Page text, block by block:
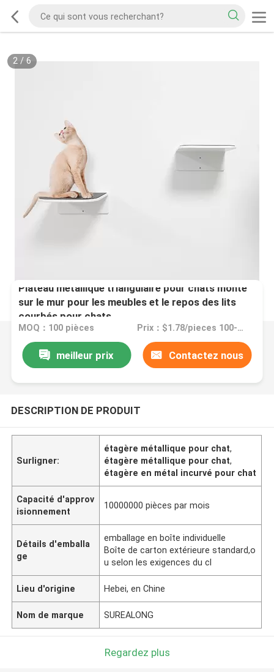
2/ 6
Plateau métallique triangulaire pour chats monté
sur le mur pour les meubles et le repos des lits
courbés pour chats
MOQ：100 pièces Prix：$1.78/pieces 100-49999 pieces
meilleur prix Contactez nous
DESCRIPTION DE PRODUIT
Surligner:
étagère métallique pour chat,
étagère métallique pour chat,
étagère en métal incurvé pour chat
Capacité d'approv
isionnement
10000000 pièces par mois
Détails d'emballa
ge
emballage en boîte individuelle
Boîte de carton extérieure standard,o
u selon les exigences du cl
Lieu d'origine Hebei, en Chine
Nom de marque SUREALONG
Regardez plus